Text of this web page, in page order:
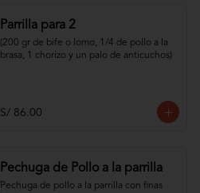
Parrilla para 2
(200 gr de bife o lomo, 1/4 de pollo a la
brasa, 1 chorizo y un palo de anticuchos)
S/ 86.00
Pechuga de Pollo a la parrilla
Pechuga de pollo a la parrilla con finas